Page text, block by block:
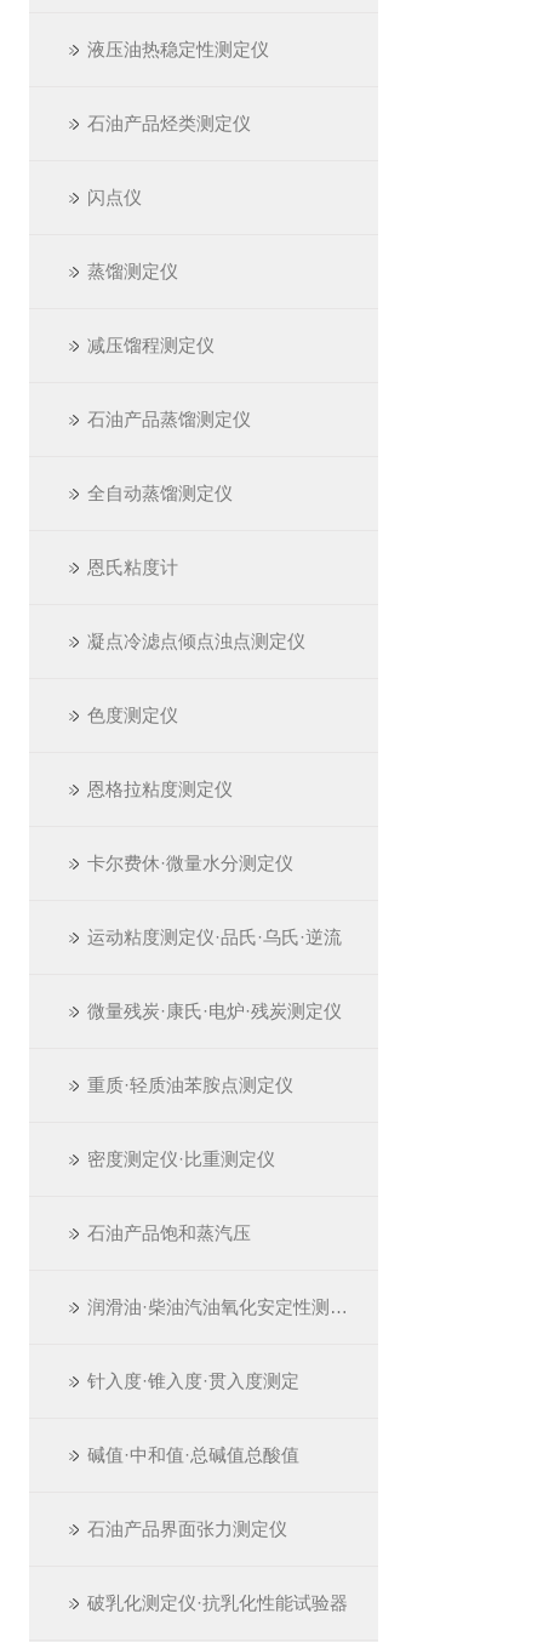
液压油热稳定性测定仪
石油产品烃类测定仪
闪点仪
蒸馏测定仪
减压馏程测定仪
石油产品蒸馏测定仪
全自动蒸馏测定仪
恩氏粘度计
凝点冷滤点倾点浊点测定仪
色度测定仪
恩格拉粘度测定仪
卡尔费休·微量水分测定仪
运动粘度测定仪·品氏·乌氏·逆流
微量残炭·康氏·电炉·残炭测定仪
重质·轻质油苯胺点测定仪
密度测定仪·比重测定仪
石油产品饱和蒸汽压
润滑油·柴油汽油氧化安定性测定仪
针入度·锥入度·贯入度测定
碱值·中和值·总碱值总酸值
石油产品界面张力测定仪
破乳化测定仪·抗乳化性能试验器